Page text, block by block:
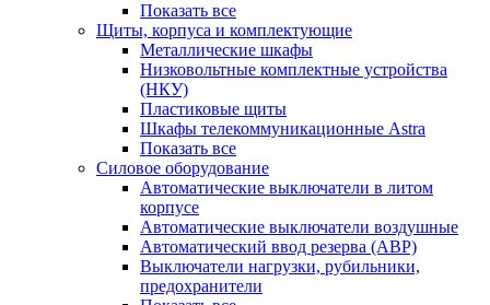
Показать все
Щиты, корпуса и комплектующие
Металлические шкафы
Низковольтные комплектные устройства
(НКУ)
Пластиковые щиты
Шкафы телекоммуникационные Astra
Показать все
Силовое оборудование
Автоматические выключатели в литом
корпусе
Автоматические выключатели воздушные
Автоматический ввод резерва (АВР)
Выключатели нагрузки, рубильники,
предохранители